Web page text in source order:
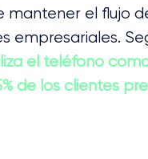
mantener el flujo
empresariales.
el teléfono
de los clientes